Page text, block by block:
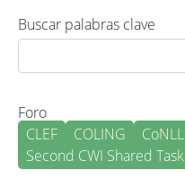
Buscar palabras clave
Foro
CLEF
COLING CoNLL
Second CWI Shared Task